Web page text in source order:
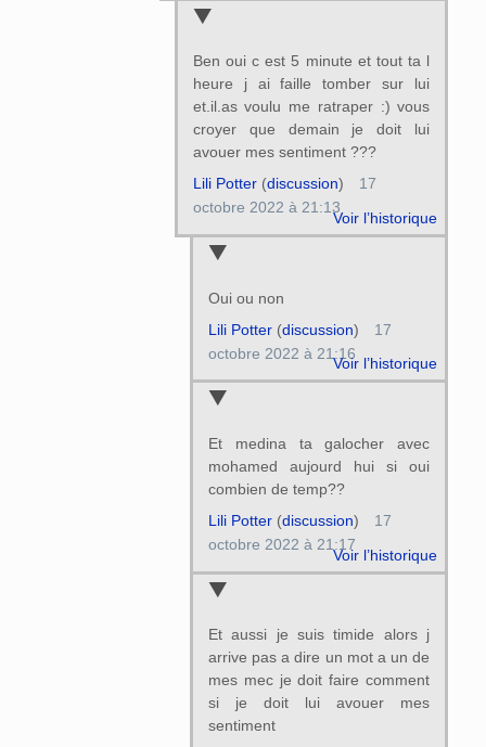
Ben oui c est 5 minute et tout ta l
heure j ai faille tomber sur lui
et.il.as voulu me ratraper :) vous
croyer que demain je doit lui
avouer mes sentiment ???
Voir l’historique
Lili Potter(discussion)
17
octobre 2022 à 21:13
Oui ou non
Voir l’historique
Lili Potter(discussion)
17
octobre 2022 à 21:16
Et medina ta galocher avec
mohamed aujourd hui si oui
combien de temp??
Voir l’historique
Lili Potter(discussion)
17
octobre 2022 à 21:17
Et aussi je suis timide alors j
arrive pas a dire un mot a un de
mes mec je doit faire comment
si je doit lui avouer mes
sentiment